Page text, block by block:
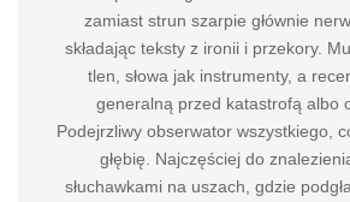
zamiast strun szarpie głównie
składając teksty z ironii i przekory.
tlen, słowa jak instrumenty, a
generalną przed katastrofą albo
Podejrzliwy obserwator wszystkiego,
głębię. Najczęściej do
słuchawkami na uszach, gdzie